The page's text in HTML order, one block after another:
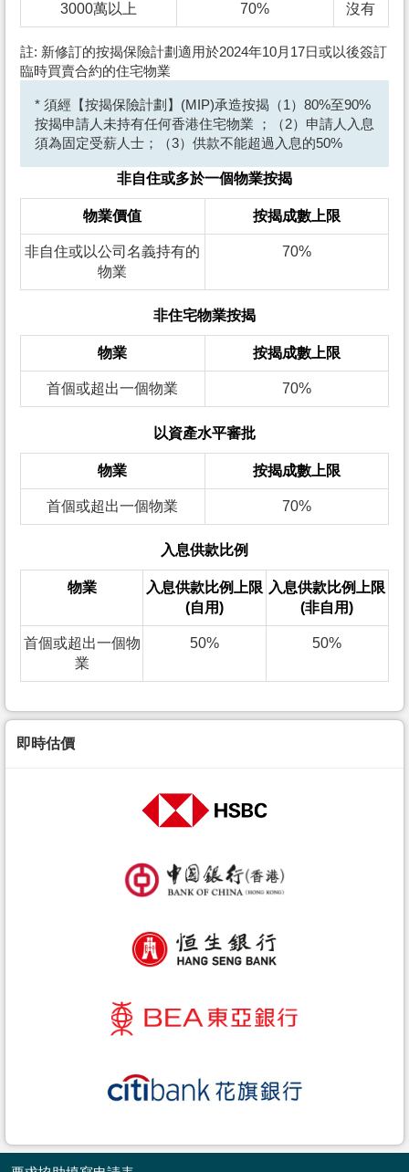
3000萬以上 70% 沒有
註: 新修訂的按揭保險計劃適用於2024年10月17日或以後簽訂
臨時買賣合約的住宅物業
* 須經【按揭保險計劃】(MIP)承造按揭（1）80%至90%
按揭申請人未持有任何香港住宅物業 ；（2）申請人入息
須為固定受薪人士；（3）供款不能超過入息的50%
非自住或多於一個物業按揭
物業價值 按揭成數上限
非自住或以公司名義持有的
物業
70%
非住宅物業按揭
物業 按揭成數上限
首個或超出一個物業 70%
以資產水平審批
物業 按揭成數上限
首個或超出一個物業 70%
入息供款比例
物業
入息供款比例上限
(自用)
入息供款比例上限
(非自用)
首個或超出一個物
業
50% 50%
即時估價